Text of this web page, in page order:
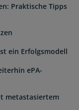
Praktische Tipps
ein Erfolgsmodell
ePA-
metastasiertem